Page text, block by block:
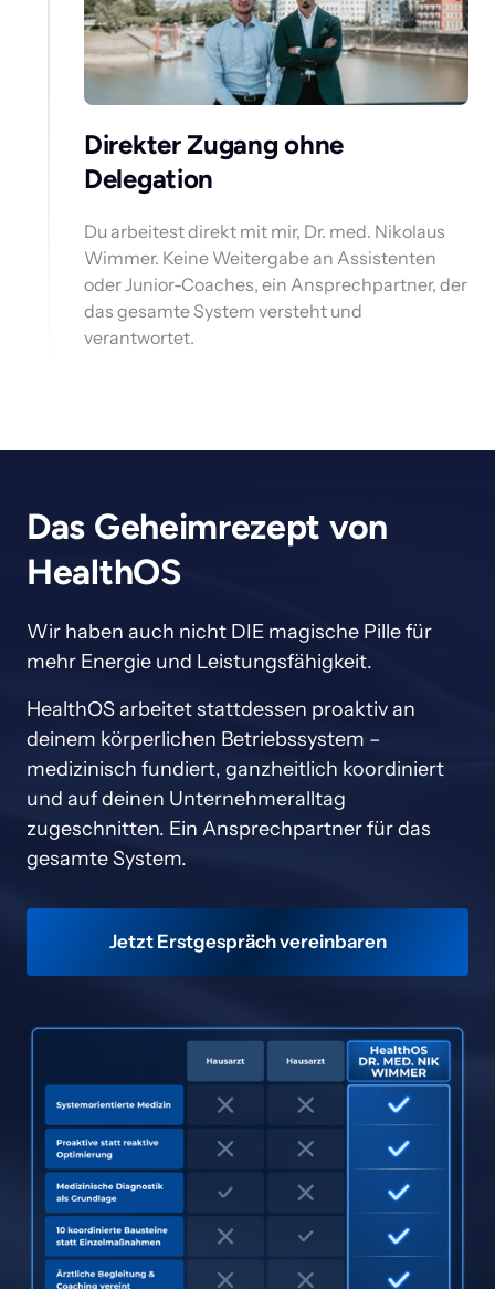
Direkter Zugang ohne
Delegation
Du arbeitest direkt mit mir, Dr. med. Nikolaus
Wimmer. Keine Weitergabe an Assistenten
oder Junior-Coaches, ein Ansprechpartner, der
das gesamte System versteht und
verantwortet.
Das Geheimrezept von
HealthOS
Wir haben auch nicht DIE magische Pille für
mehr Energie und Leistungsfähigkeit.
HealthOS arbeitet stattdessen proaktiv an
deinem körperlichen Betriebssystem –
medizinisch fundiert, ganzheitlich koordiniert
und auf deinen Unternehmeralltag
zugeschnitten. Ein Ansprechpartner für das
gesamte System.
Jetzt Erstgespräch vereinbaren